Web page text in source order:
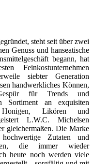
steht seit über zwei
Genuss und hanseatische
begann, hat
Feinkostunternehmen
siebter Generation
handwerkliches Können,
für Trends und
Sortiment an exquisiten
Honigen, Likören und
L.W.C. Michelsen
gleichermaßen. Die Marke
Zutaten und
die immer wieder
heute noch werden viele